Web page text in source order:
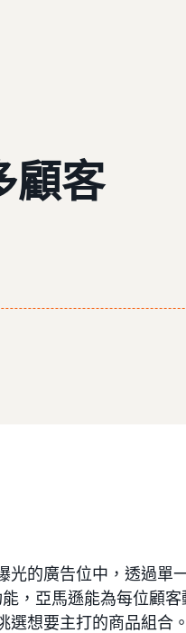
顧客
光的廣告位中，透過單
，亞馬遜能為每位顧客
選想要主打的商品組合